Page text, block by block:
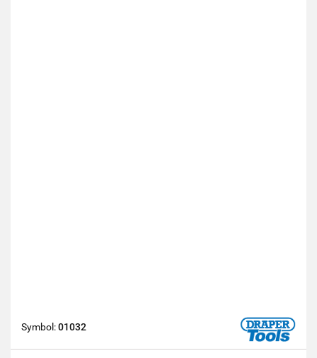
Symbol:01032